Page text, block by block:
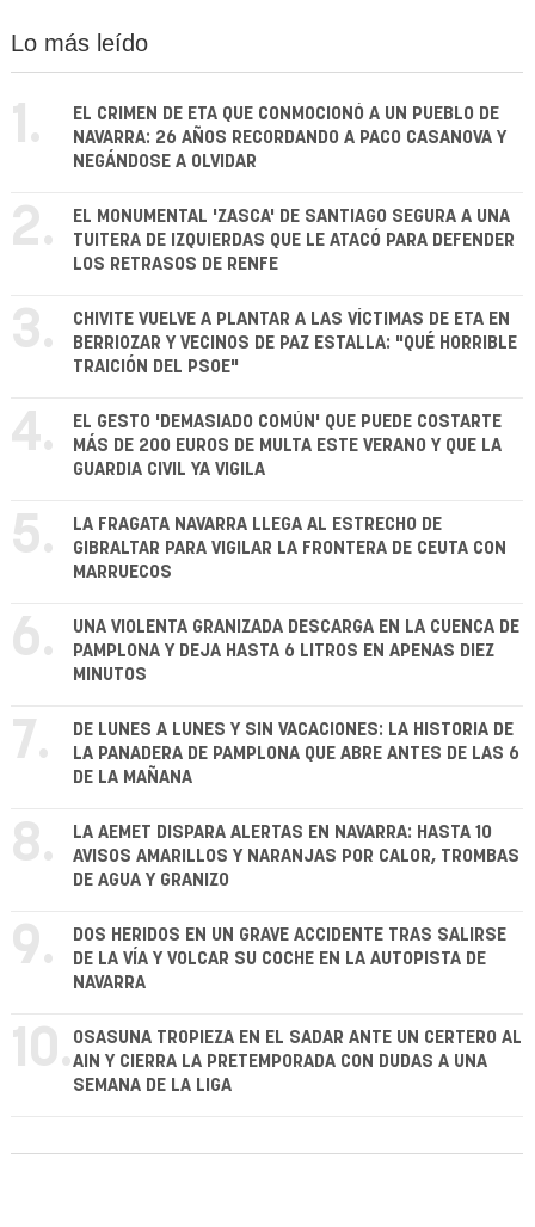
Lo más leído
1.
EL CRIMEN DE ETA QUE CONMOCIONÓ A UN PUEBLO DE
NAVARRA: 26 AÑOS RECORDANDO A PACO CASANOVA Y
NEGÁNDOSE A OLVIDAR
2.
EL MONUMENTAL 'ZASCA' DE SANTIAGO SEGURA A UNA
TUITERA DE IZQUIERDAS QUE LE ATACÓ PARA DEFENDER
LOS RETRASOS DE RENFE
3.
CHIVITE VUELVE A PLANTAR A LAS VÍCTIMAS DE ETA EN
BERRIOZAR Y VECINOS DE PAZ ESTALLA: "QUÉ HORRIBLE
TRAICIÓN DEL PSOE"
4.
EL GESTO 'DEMASIADO COMÚN' QUE PUEDE COSTARTE
MÁS DE 200 EUROS DE MULTA ESTE VERANO Y QUE LA
GUARDIA CIVIL YA VIGILA
5.
LA FRAGATA NAVARRA LLEGA AL ESTRECHO DE
GIBRALTAR PARA VIGILAR LA FRONTERA DE CEUTA CON
MARRUECOS
6.
UNA VIOLENTA GRANIZADA DESCARGA EN LA CUENCA DE
PAMPLONA Y DEJA HASTA 6 LITROS EN APENAS DIEZ
MINUTOS
7.
DE LUNES A LUNES Y SIN VACACIONES: LA HISTORIA DE
LA PANADERA DE PAMPLONA QUE ABRE ANTES DE LAS 6
DE LA MAÑANA
8.
LA AEMET DISPARA ALERTAS EN NAVARRA: HASTA 10
AVISOS AMARILLOS Y NARANJAS POR CALOR, TROMBAS
DE AGUA Y GRANIZO
9.
DOS HERIDOS EN UN GRAVE ACCIDENTE TRAS SALIRSE
DE LA VÍA Y VOLCAR SU COCHE EN LA AUTOPISTA DE
NAVARRA
10. OSASUNA TROPIEZA EN EL SADAR ANTE UN CERTERO AL
AIN Y CIERRA LA PRETEMPORADA CON DUDAS A UNA
SEMANA DE LA LIGA